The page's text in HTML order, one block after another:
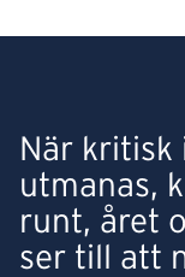
När
utmanas,
runt, året
ser till att